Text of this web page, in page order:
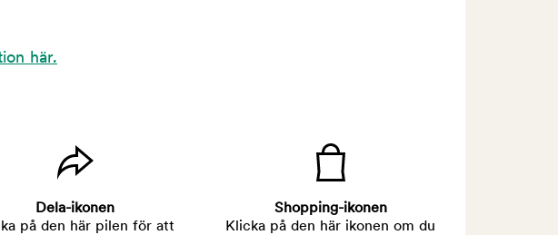
här.
Dela-ikonen
på den här pilen för att
Shopping-ikonen
Klicka på den här ikonen om du